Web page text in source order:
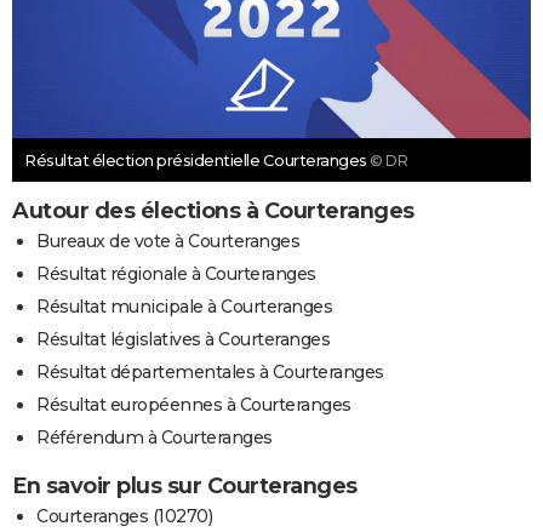
Résultat élection présidentielle Courteranges © DR
Autour des élections à Courteranges
Bureaux de vote à Courteranges
Résultat régionale à Courteranges
Résultat municipale à Courteranges
Résultat législatives à Courteranges
Résultat départementales à Courteranges
Résultat européennes à Courteranges
Référendum à Courteranges
En savoir plus sur Courteranges
Courteranges (10270)